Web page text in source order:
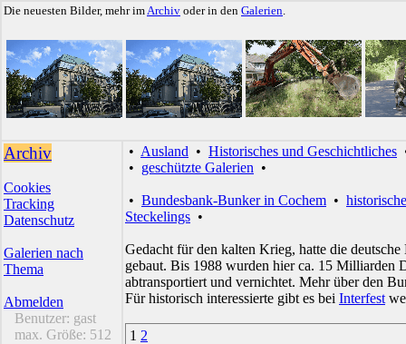
Die neuesten Bilder, mehr imArchiv oder in den Galerien.
Archiv
Cookies
Tracking
Datenschutz
Galerien nach
Thema
Abmelden
Benutzer: gast
max. Größe: 512
• Ausland • Historisches und Geschichtliches
• geschützte Galerien •
• Bundesbank-Bunker in Cochem •
Steckelings •
Gedacht für den kalten Krieg, hatte die
gebaut. Bis 1988 wurden hier ca. 15 Milliarden
abtransportiert und vernichtet. Mehr über den
Für historisch interessierte gibt es bei Interfest
1 2